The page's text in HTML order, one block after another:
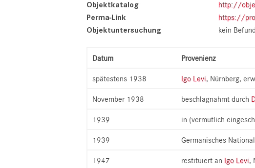
Objektkatalog http://
Perma-Link https://
Objektuntersuchung kein Befund
Datum Provenienz
spätestens 1938 Igo Levi, Nürnberg,
November 1938 beschlagnahmt durch
1939 in (vermutlich
1939 Germanisches
1947 restituiert an Igo Levi,